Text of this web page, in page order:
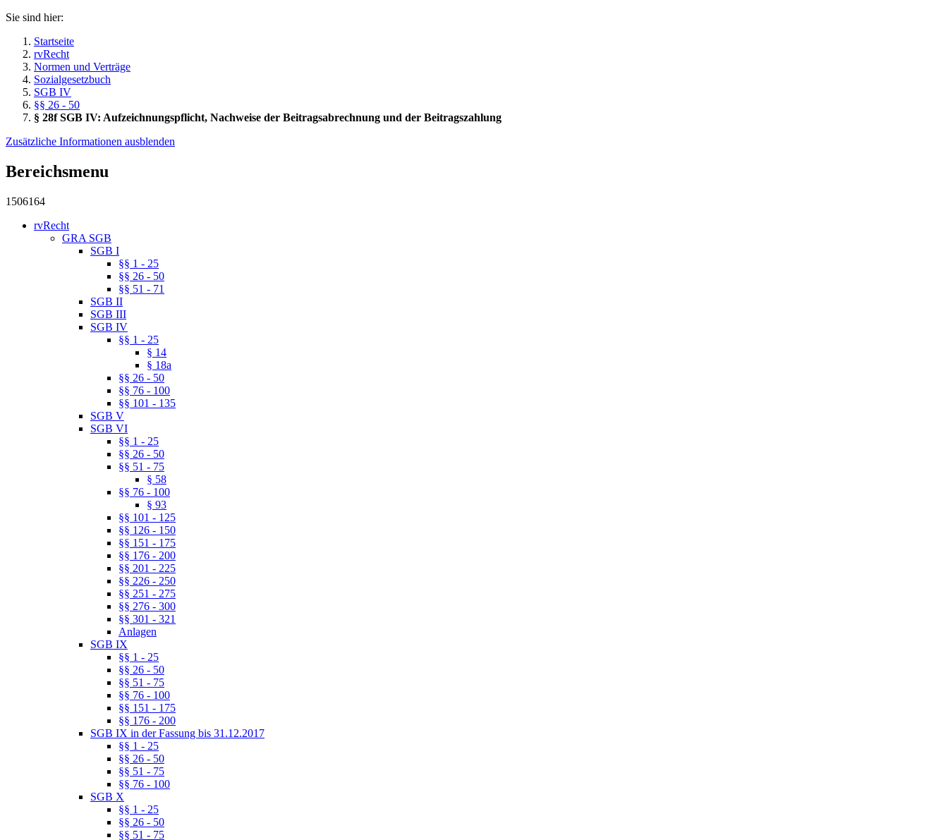
Sie sind hier:
Startseite
rvRecht
Normen und Verträge
Sozialgesetzbuch
SGB IV
§§ 26 - 50
§ 28f SGB IV: Aufzeichnungspflicht, Nachweise der Beitragsabrechnung und der Beitragszahlung
Zusätzliche Informationen ausblenden
Bereichsmenu
1506164
rvRecht
GRA SGB
SGB I
§§ 1 - 25
§§ 26 - 50
§§ 51 - 71
SGB II
SGB III
SGB IV
§§ 1 - 25
§ 14
§ 18a
§§ 26 - 50
§§ 76 - 100
§§ 101 - 135
SGB V
SGB VI
§§ 1 - 25
§§ 26 - 50
§§ 51 - 75
§ 58
§§ 76 - 100
§ 93
§§ 101 - 125
§§ 126 - 150
§§ 151 - 175
§§ 176 - 200
§§ 201 - 225
§§ 226 - 250
§§ 251 - 275
§§ 276 - 300
§§ 301 - 321
Anlagen
SGB IX
§§ 1 - 25
§§ 26 - 50
§§ 51 - 75
§§ 76 - 100
§§ 151 - 175
§§ 176 - 200
SGB IX in der Fassung bis 31.12.2017
§§ 1 - 25
§§ 26 - 50
§§ 51 - 75
§§ 76 - 100
SGB X
§§ 1 - 25
§§ 26 - 50
§§ 51 - 75